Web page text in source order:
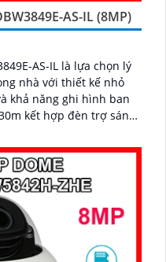
AS-IL (8MP)
AS-IL là lựa chọn lý
nhà với thiết kế nhỏ
khả năng ghi hình ban
kết hợp đèn trợ sáng.
biệt chính xác người
thiểu báo động giả hiệu